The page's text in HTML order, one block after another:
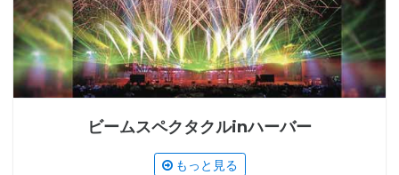
ビームスペクタクルinハーバー
もっと見る